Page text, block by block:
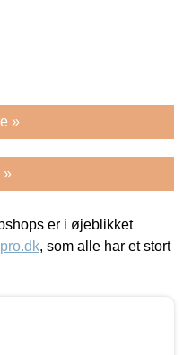
»
»
er i øjeblikket
, som alle har et stort